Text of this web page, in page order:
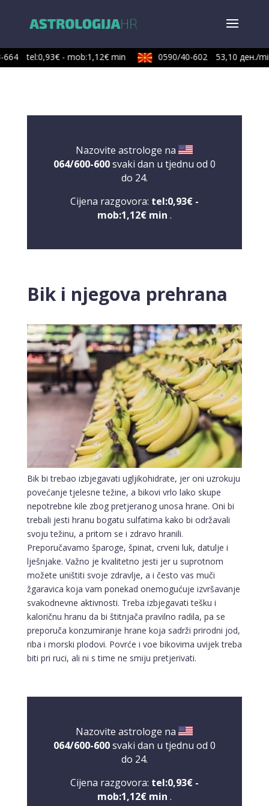
tel:0,93€ - mob:1,12€ min 0590/40-602 53,10 ден./min
Nazovite astrologe na
064/600-600svaki dan u tjednu od 0
do 24.
Cijena razgovora: tel:0,93€ -
mob:1,12€ min .
Bik i njegova prehrana
Bik bi trebao izbjegavati ugljikohidrate, jer oni uzrokuju
povećanje tjelesne težine, a bikovi vrlo lako skupe
nepotrebne kile zbog pretjeranog unosa hrane. Oni bi
trebali jesti hranu bogatu sulfatima kako bi održavali
svoju težinu, a pritom se i zdravo hranili.
Preporučavamo šparoge, špinat, crveni luk, datulje i
lješnjake. Važno je kvalitetno jesti jer u suprotnom
možete uništiti svoje zdravlje, a i često vas muči
žgaravica koja vam ponekad onemogućuje izvršavanje
svakodnevne aktivnosti. Treba izbjegavati tešku i
kaloričnu hranu da bi štitnjača pravilno radila, pa se
preporuča konzumiranje hrane koja sadrži prirodni jod,
riba i morski plodovi. Povrće i voe bikovima uvijek treba
biti pri ruci, ali ni s time ne smiju pretjerivati.
Nazovite astrologe na
064/600-600svaki dan u tjednu od 0
do 24.
Cijena razgovora: tel:0,93€ -
mob:1,12€ min .